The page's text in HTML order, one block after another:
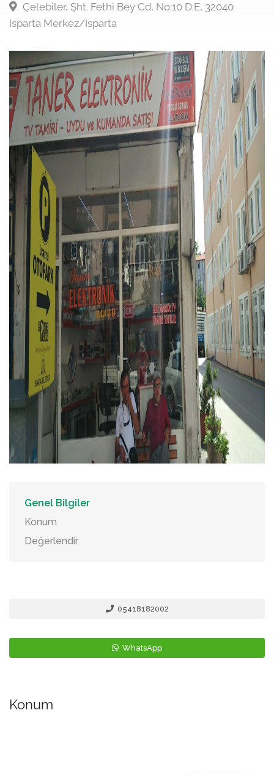
Çelebiler, Şht. Fethi Bey Cd. No:10 D:E, 32040
Isparta Merkez/Isparta
Genel Bilgiler
Konum
Değerlendir
05418182002
WhatsApp
Konum